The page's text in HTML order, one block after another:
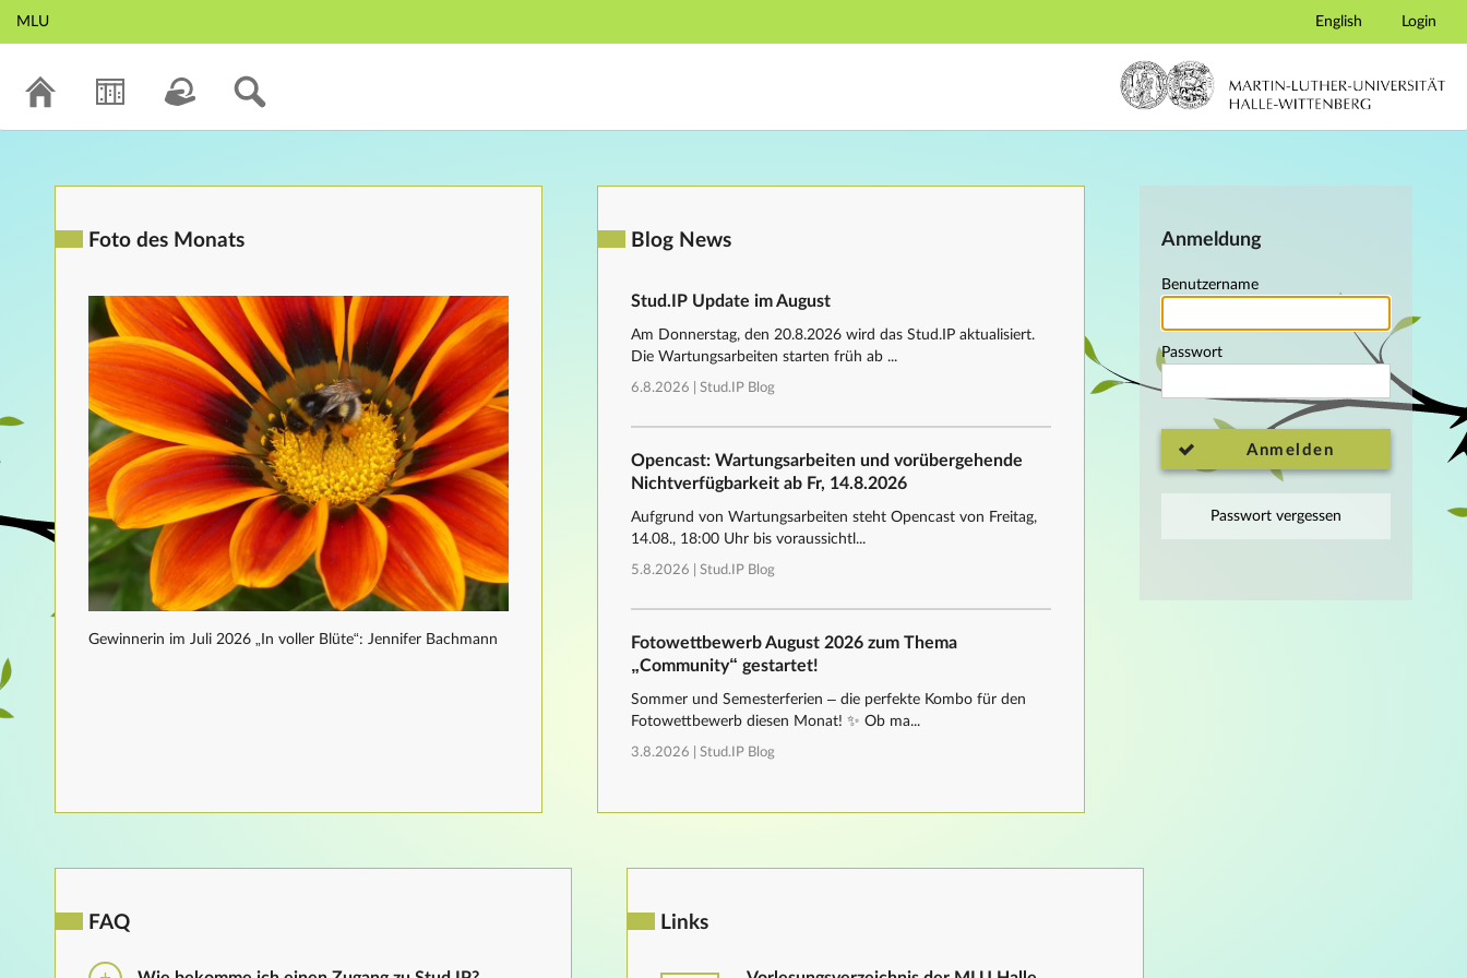
Hauptnavigation
MLU English Login
Anmeldung
Benutzername
Passwort
Anmelden
Passwort vergessen
Foto des Monats
Gewinnerin im Juli 2026 „In voller Blüte“: Jennifer Bachmann
Blog News
Stud.IP Update im August
Am Donnerstag, den 20.8.2026 wird das Stud.IP aktualisiert.
Die Wartungsarbeiten starten früh ab ...
6.8.2026 | Stud.IP Blog
Opencast: Wartungsarbeiten und vorübergehende
Nichtverfügbarkeit ab Fr, 14.8.2026
Aufgrund von Wartungsarbeiten steht Opencast von Freitag,
14.08., 18:00 Uhr bis voraussichtl...
5.8.2026 | Stud.IP Blog
Fotowettbewerb August 2026 zum Thema
„Community“ gestartet!
Sommer und Semesterferien – die perfekte Kombo für den
Fotowettbewerb diesen Monat! ✨ Ob ma...
3.8.2026 | Stud.IP Blog
FAQ Links